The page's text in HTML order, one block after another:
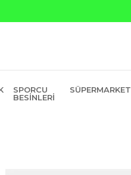
SPORCU
BESINLERI
SÜPERMARKET